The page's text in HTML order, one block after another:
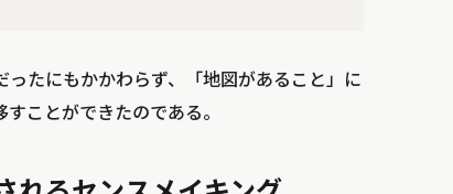
たにもかかわらず、「地図があること」に
ことができたのである。